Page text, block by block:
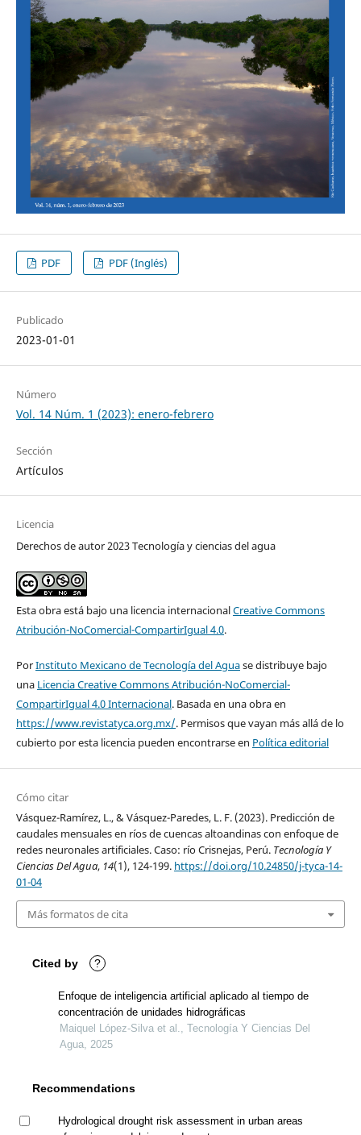
PDF PDF (Inglés)
Publicado
2023-01-01
Número
Vol. 14 Núm. 1 (2023): enero-febrero
Sección
Artículos
Licencia
Derechos de autor 2023 Tecnología y ciencias del agua
Esta obra está bajo una licencia internacionalCreative Commons
Atribución-NoComercial-CompartirIgual 4.0.
PorInstituto Mexicano de Tecnología del Aguase distribuye bajo
una Licencia Creative Commons Atribución-NoComercial-
CompartirIgual 4.0 Internacional. Basada en una obra en
https://www.revistatyca.org.mx/. Permisos que vayan más allá de lo
cubierto por esta licencia pueden encontrarse en Política editorial
Cómo citar
Vásquez-Ramírez, L., & Vásquez-Paredes, L. F. (2023). Predicción de
caudales mensuales en ríos de cuencas altoandinas con enfoque de
redes neuronales artificiales. Caso: río Crisnejas, Perú. Tecnología Y
Ciencias Del Agua, 14(1), 124-199. https://doi.org/10.24850/j-tyca-14-
01-04
Más formatos de cita
Cited by ?
Enfoque de inteligencia artificial aplicado al tiempo de
concentración de unidades hidrográficas
Maiquel López-Silva et al., Tecnología Y Ciencias Del
Agua, 2025
Recommendations
Hydrological drought risk assessment in urban areas